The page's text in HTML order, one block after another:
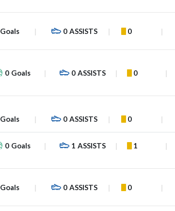
Goals 0 ASSISTS 0
0 Goals 0 ASSISTS 0
Goals 0 ASSISTS 0
0 Goals 1 ASSISTS 1
Goals 0 ASSISTS 0